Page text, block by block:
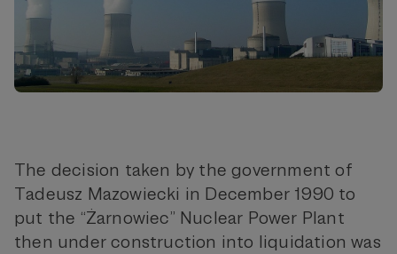
The decision taken by the government of
Tadeusz Mazowiecki in December 1990 to
put the “Żarnowiec” Nuclear Power Plant
then under construction into liquidation was